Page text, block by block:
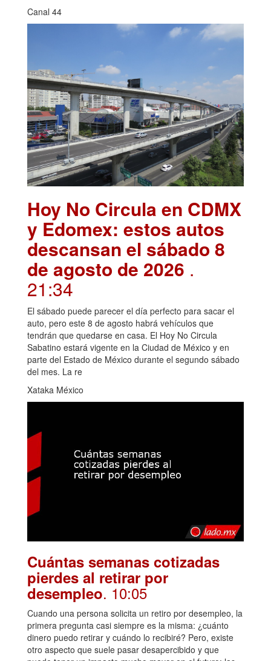
Canal 44
Hoy No Circula en CDMX
y Edomex: estos autos
descansan el sábado 8
de agosto de 2026 .
21:34
El sábado puede parecer el día perfecto para sacar el
auto, pero este 8 de agosto habrá vehículos que
tendrán que quedarse en casa. El Hoy No Circula
Sabatino estará vigente en la Ciudad de México y en
parte del Estado de México durante el segundo sábado
del mes. La re
Xataka México
Cuántas semanas cotizadas
pierdes al retirar por
desempleo. 10:05
Cuando una persona solicita un retiro por desempleo, la
primera pregunta casi siempre es la misma: ¿cuánto
dinero puedo retirar y cuándo lo recibiré? Pero, existe
otro aspecto que suele pasar desapercibido y que